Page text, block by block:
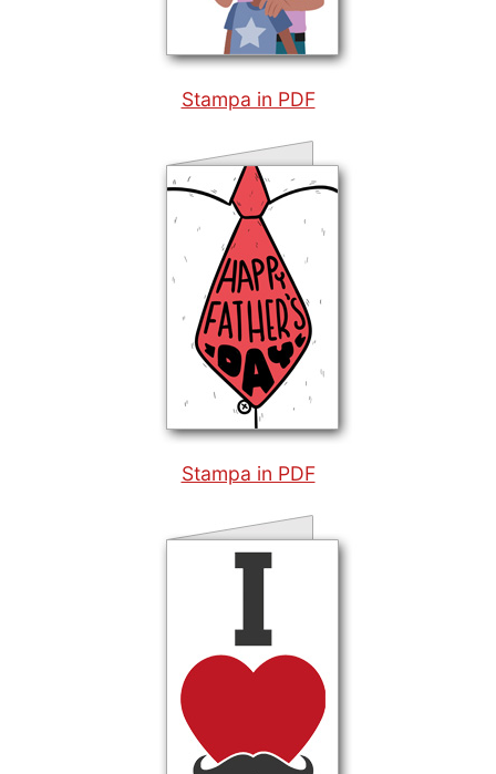
Stampa in PDF
Stampa in PDF